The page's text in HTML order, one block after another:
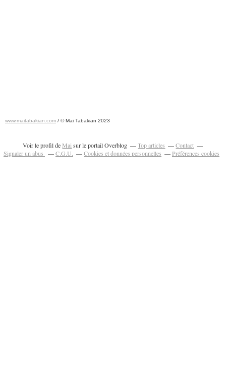
www.maitabakian.com / © Mai Tabakian 2023
Voir le profil deMaisur le portail Overblog Top articles
Contact
Signaler un abus
C.G.U. Cookies et données personnelles Préférences cookies